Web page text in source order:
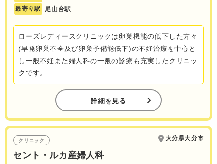
最寄り駅 尾山台駅
ローズレディースクリニックは卵巣機能の低下した方々
(早発卵巣不全及び卵巣予備能低下)の不妊治療を中心と
し一般不妊また婦人科の一般の診療も充実したクリニッ
クです。
詳細を見る
クリニック 大分県大分市
セント・ルカ産婦人科